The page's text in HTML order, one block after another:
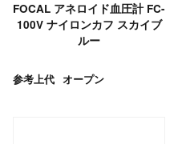
FOCAL アネロイド血圧計 FC-
100V ナイロンカフ スカイブ
ルー
参考上代 オープン